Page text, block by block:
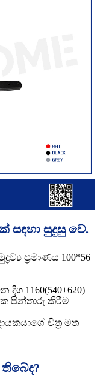
සඳහා සුදුසු වේ.
ප්‍රමාණය 100*56
1160(540+620)
පින්තාරු කිරීම
චිත්‍ර මත